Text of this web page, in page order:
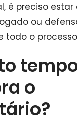
é preciso
ou
todo o
o